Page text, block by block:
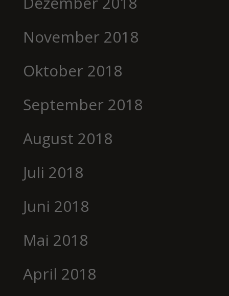
November 2018
Oktober 2018
September 2018
August 2018
Juli 2018
Juni 2018
Mai 2018
April 2018